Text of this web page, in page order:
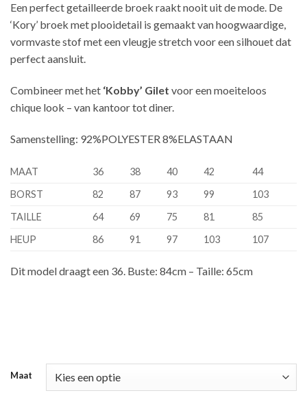
Een perfect getailleerde broek raakt nooit uit de mode. De
‘Kory’ broek met plooi­detail is gemaakt van hoogwaardige,
vormvaste stof met een vleugje stretch voor een silhouet dat
perfect aansluit.
Combineer met het ‘Kobby’ Gilet voor een moeiteloos
chique look – van kantoor tot diner.
Samenstelling: 92%POLYESTER 8%ELASTAAN
MAAT 36 38 40 42
44
BORST
82 87 93 99
103
TAILLE
64 69 75 81
85
HEUP
86 91 97 103 107
Dit model draagt een 36. Buste: 84cm – Taille: 65cm
Maat